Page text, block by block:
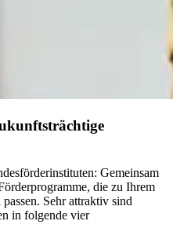
Gemeinsam
die zu Ihrem
Sehr attraktiv sind
in folgende vier